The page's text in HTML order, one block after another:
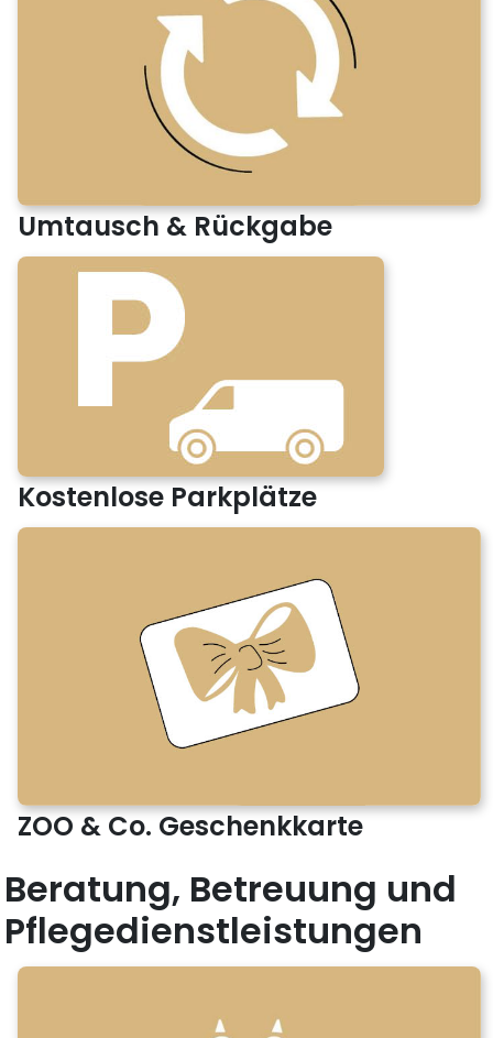
Umtausch & Rückgabe
Kostenlose Parkplätze
ZOO & Co. Geschenkkarte
Beratung, Betreuung und
Pflegedienstleistungen